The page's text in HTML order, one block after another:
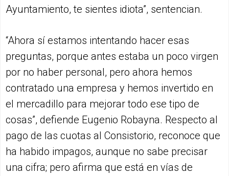
Ayuntamiento, te sientes idiota”, sentencian.
“Ahora sí estamos intentando hacer esas
preguntas, porque antes estaba un poco virgen
por no haber personal, pero ahora hemos
contratado una empresa y hemos invertido en
el mercadillo para mejorar todo ese tipo de
cosas”, defiende Eugenio Robayna. Respecto al
pago de las cuotas al Consistorio, reconoce que
ha habido impagos, aunque no sabe precisar
una cifra; pero afirma que está en vías de